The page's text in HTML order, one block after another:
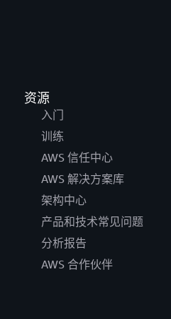
资源
入门
训练
AWS 信任中心
AWS 解决方案库
架构中心
产品和技术常见问题
分析报告
AWS 合作伙伴